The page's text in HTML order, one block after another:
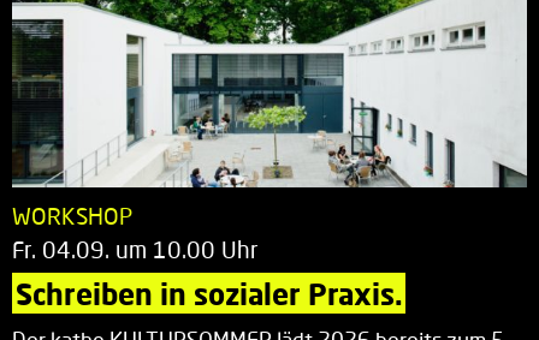
WORKSHOP
Fr. 04.09. um 10.00 Uhr
Schreiben in sozialer Praxis.